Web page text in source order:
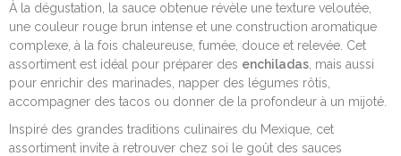
À la dégustation, la sauce obtenue révèle une texture veloutée,
une couleur rouge brun intense et une construction aromatique
complexe, à la fois chaleureuse, fumée, douce et relevée. Cet
assortiment est idéal pour préparer des enchiladas , mais aussi
pour enrichir des marinades, napper des légumes rôtis,
accompagner des tacos ou donner de la profondeur à un mijoté.
Inspiré des grandes traditions culinaires du Mexique, cet
assortiment invite à retrouver chez soi le goût des sauces